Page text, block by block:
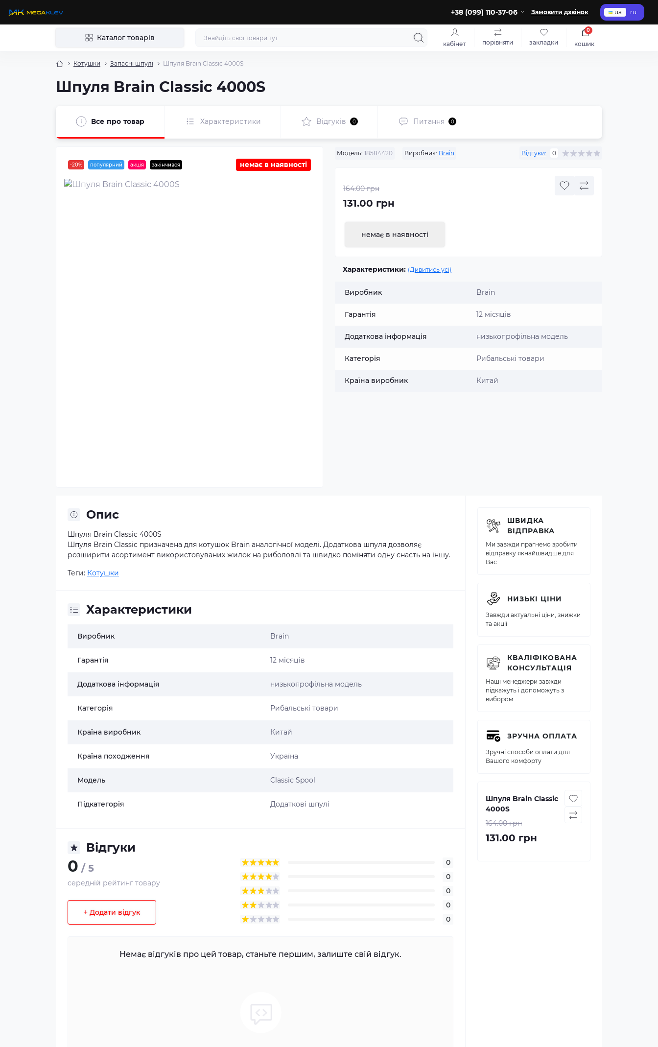
+38 (099) 110-37-06 Замовити дзвінок ua ru
Каталог товарів
кабінет порівняти закладки кошик
0
Котушки Запасні шпулі Шпуля Brain Classic 4000S
Шпуля Brain Classic 4000S
Все про товар Характеристики Відгуків 0 Питання 0
-20% популярний акція закінчився немає в наявності
Модель: 18584420 Виробник: Brain Відгуки: 0
164.00 грн
131.00 грн
немає в наявності
Характеристики: (Дивитись усі)
Виробник Brain
Гарантія 12 місяців
Додаткова інформація низькопрофільна модель
Категорія Рибальські товари
Країна виробник Китай
Опис
Шпуля Brain Classic 4000S
Шпуля Brain Classic призначена для котушок Brain аналогічної моделі. Додаткова шпуля дозволяє
розширити асортимент використовуваних жилок на риболовлі та швидко поміняти одну снасть на іншу.
Теги: Котушки
Характеристики
Виробник Brain
Гарантія 12 місяців
Додаткова інформація низькопрофільна модель
Категорія Рибальські товари
Країна виробник Китай
Країна походження Україна
Модель Classic Spool
Підкатегорія Додаткові шпулі
Відгуки
0 / 5
середній рейтинг товару
+ Додати відгук
0
0
0
0
0
Немає відгуків про цей товар, станьте першим, залиште свій відгук.
ШВИДКА
ВІДПРАВКА
Ми завжди прагнемо зробити
відправку якнайшвидше для
Вас
НИЗЬКІ ЦІНИ
Завжди актуальні ціни, знижки
та акції
КВАЛІФІКОВАНА
КОНСУЛЬТАЦІЯ
Наші менеджери завжди
підкажуть і допоможуть з
вибором
ЗРУЧНА ОПЛАТА
Зручні способи оплати для
Вашого комфорту
Шпуля Brain Classic
4000S
164.00 грн
131.00 грн